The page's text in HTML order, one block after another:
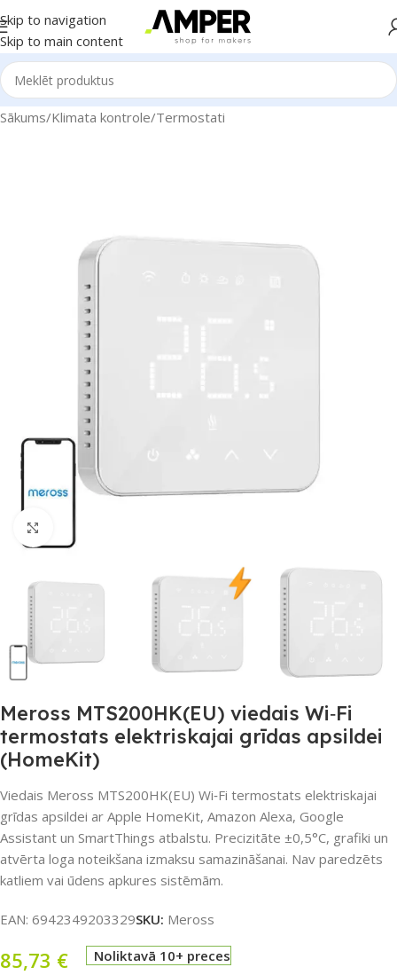
Skip to navigation
Skip to main content
Sākums/Klimata kontrole/Termostati
Meross MTS200HK(EU) viedais Wi‑Fi
termostats elektriskajai grīdas apsildei
(HomeKit)
Viedais Meross MTS200HK(EU) Wi‑Fi termostats elektriskajai
grīdas apsildei ar Apple HomeKit, Amazon Alexa, Google
Assistant un SmartThings atbalstu. Precizitāte ±0,5°C, grafiki un
atvērta loga noteikšana izmaksu samazināšanai. Nav paredzēts
katliem vai ūdens apkures sistēmām.
EAN: 6942349203329SKU: Meross
85,73 € Noliktavā 10+ preces